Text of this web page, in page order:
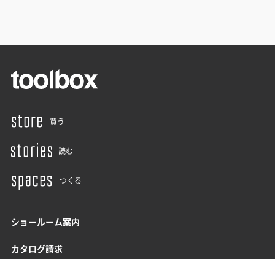
買う
読む
つくる
ショールーム案内
カタログ請求